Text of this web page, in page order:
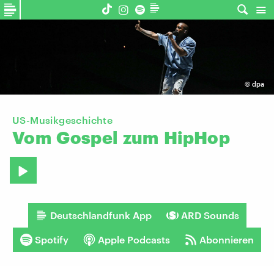
© dpa
US-Musikgeschichte
Vom Gospel zum HipHop
Deutschlandfunk App ARD Sounds
Spotify Apple Podcasts Abonnieren